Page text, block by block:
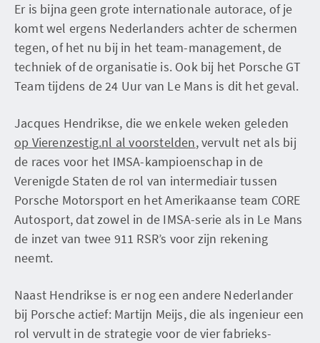
Er is bijna geen grote internationale autorace, of je
komt wel ergens Nederlanders achter de schermen
tegen, of het nu bij in het team-management, de
techniek of de organisatie is. Ook bij het Porsche GT
Team tijdens de 24 Uur van Le Mans is dit het geval.
Jacques Hendrikse, die we enkele weken geleden
op Vierenzestig.nl al voorstelden, vervult net als bij
de races voor het IMSA-kampioenschap in de
Verenigde Staten de rol van intermediair tussen
Porsche Motorsport en het Amerikaanse team CORE
Autosport, dat zowel in de IMSA-serie als in Le Mans
de inzet van twee 911 RSR’s voor zijn rekening
neemt.
Naast Hendrikse is er nog een andere Nederlander
bij Porsche actief: Martijn Meijs, die als ingenieur een
rol vervult in de strategie voor de vier fabrieks-